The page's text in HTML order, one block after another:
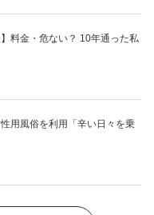
】料金・危ない？ 10年通った私
用風俗を利用「辛い日々を乗